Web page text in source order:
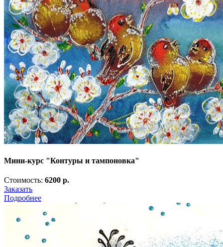
Мини-курс "Контуры и тампоновка"
Стоимость: 6200 р.
Заказать
Подробнее